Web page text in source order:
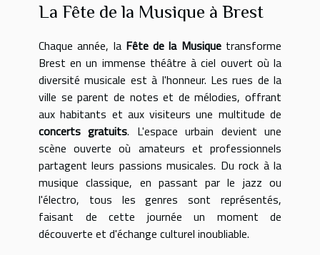
La Fête de la Musique à Brest
Chaque année, la Fête de la Musiquetransforme
Brest en un immense théâtre à ciel ouvert où la
diversité musicale est à l'honneur. Les rues de la
ville se parent de notes et de mélodies, offrant
aux habitants et aux visiteurs une multitude de
concerts gratuits. L'espace urbain devient une
scène ouverte où amateurs et professionnels
partagent leurs passions musicales. Du rock à la
musique classique, en passant par le jazz ou
l'électro, tous les genres sont représentés,
faisant de cette journée un moment de
découverte et d'échange culturel inoubliable.